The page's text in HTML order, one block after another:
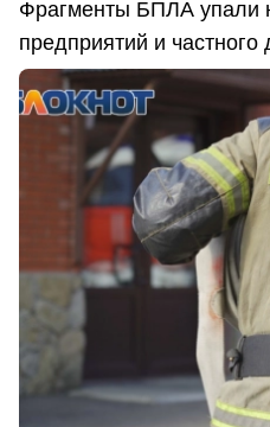
Фрагменты БПЛА упали
предприятий и частного